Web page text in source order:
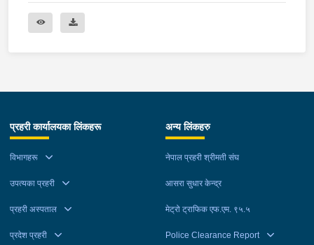
प्रहरी कार्यालयका लिंकहरू
विभागहरू
उपत्यका प्रहरी
प्रहरी अस्पताल
प्रदेश प्रहरी
अन्य लिंकहरु
नेपाल प्रहरी श्रीमती संघ
आसरा सुधार केन्द्र
मेट्रो ट्राफिक एफ.एम. ९५.५
Police Clearance Report